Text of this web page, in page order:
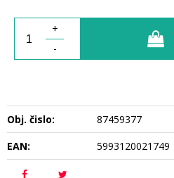
+
-
Obj. čislo:
87459377
EAN:
5993120021749